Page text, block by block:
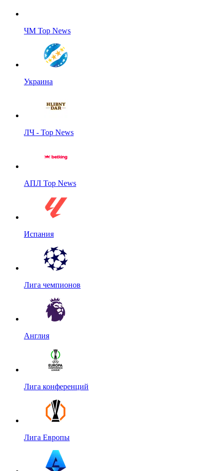
ЧМ Top News
Украина
ЛЧ - Top News
АПЛ Top News
Испания
Лига чемпионов
Англия
Лига конференций
Лига Европы